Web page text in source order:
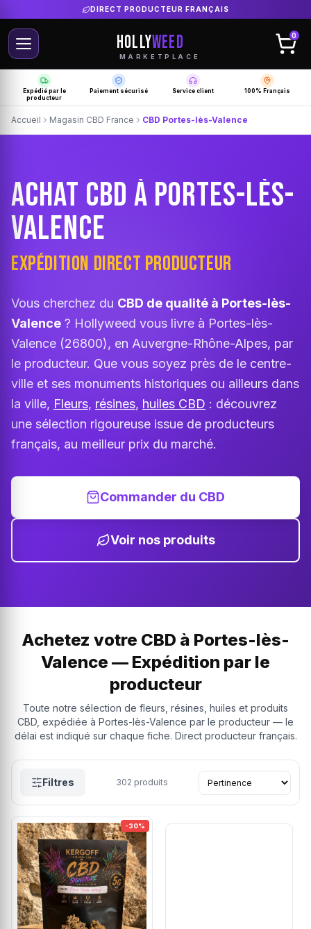
LIVRAISON GRATUITE SELON PRODUCTEUR
HOLLYWEED
MARKETPLACE
0
Expédié par le
producteur
Paiement sécurisé Service client 100% Français
Accueil Magasin CBD France CBD Portes-lès-Valence
ACHAT CBD À PORTES-LÈS-
VALENCE
EXPÉDITION DIRECT PRODUCTEUR
Vous cherchez du CBD de qualité à Portes-lès-
Valence ? Hollyweed vous livre à Portes-lès-
Valence (26800), en Auvergne-Rhône-Alpes, par
le producteur. Que vous soyez près de le centre-
ville et ses monuments historiques ou ailleurs dans
la ville, Fleurs, résines, huiles CBD : découvrez
une sélection rigoureuse issue de producteurs
français, au meilleur prix du marché.
Commander du CBD
Voir nos produits
Achetez votre CBD à Portes-lès-
Valence — Expédition par le
producteur
Toute notre sélection de fleurs, résines, huiles et produits
CBD, expédiée à Portes-lès-Valence par le producteur — le
délai est indiqué sur chaque fiche. Direct producteur français.
Filtres 302 produits
-30%